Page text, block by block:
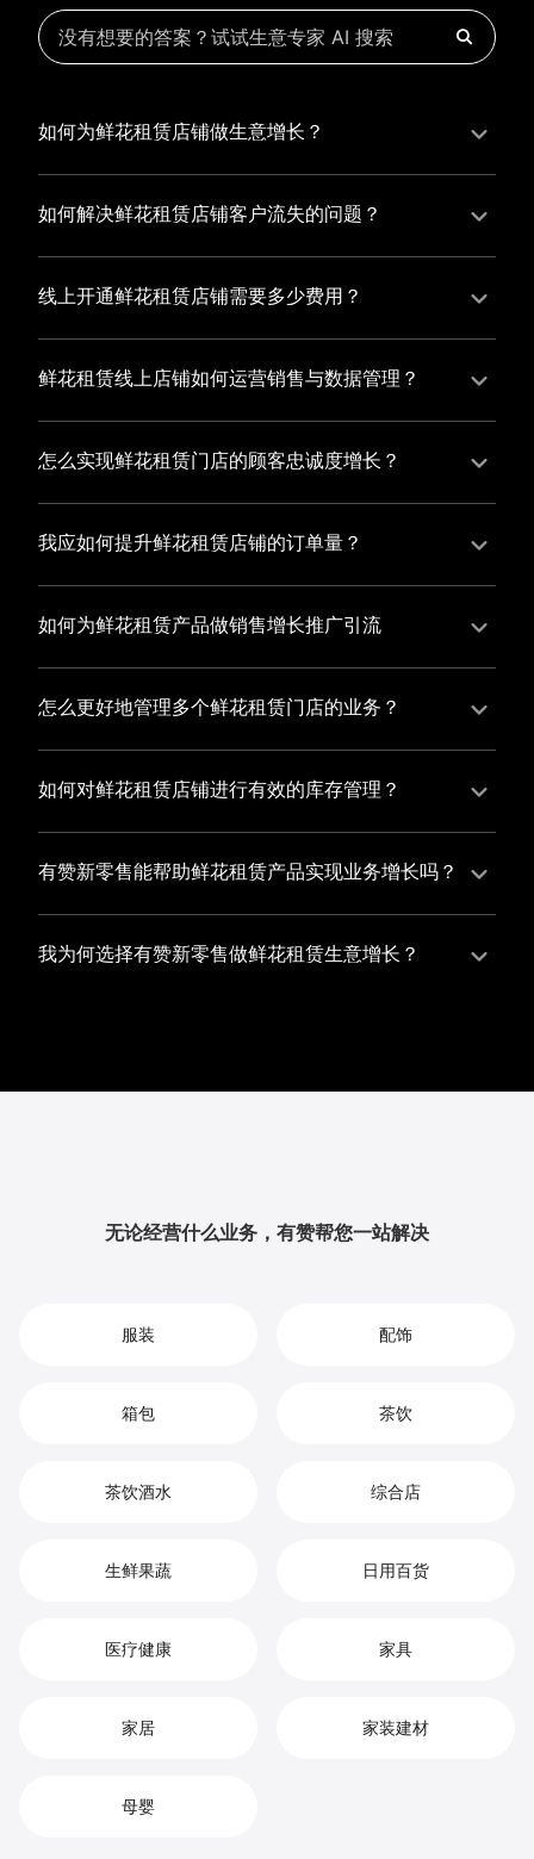
如何为鲜花租赁店铺做生意增长？
为鲜花租赁店铺实现持续生意增长，您可以通过有赞新
零售的一体化解决方案，整合线上线下资源，实现商品
租赁店铺的运营效率，促进业务增长。
如何解决鲜花租赁店铺客户流失的问题？
鲜花租赁店铺精细化运营，有赞私域运营助您轻松解决
客户流失问题，通过有赞微商城、有赞小程序商城搭建
升复购率，实现业绩增长！
线上开通鲜花租赁店铺需要多少费用？
选择有赞新零售，您可以开通鲜花租赁店铺，快速搭建
属于您的有赞微商城，我们为您提供有赞微商城、有赞
与您共同打造独具特色的品牌，携手共创辉煌事业！
鲜花租赁线上店铺如何运营销售与数据管理？
有赞新零售旗下的有赞微商城、有赞私域运营和有赞小
程序商城，为您的线上店铺提供一站式解决方案，从运
态。
怎么实现鲜花租赁门店的顾客忠诚度增长？
您可以使用有赞的会员管理系统，建立自己的会员体
系，通过赠送积分、折扣等福利来吸引顾客再次购买，
度。
我应如何提升鲜花租赁店铺的订单量？
您可以使用有赞的裂变营销功能，通过给用户发放优惠
券、邀请好友等方式，吸引更多的用户下单购买，并激
如何为鲜花租赁产品做销售增长推广引流
有赞新零售旗下产品营销工具、比如优惠券、满减活动
等，吸引更多客户到店消费。另外，通过有赞的微信公
以帮助您增加客流量，赢得客户的青睐
怎么更好地管理多个鲜花租赁门店的业务？
有赞新零售一站式解决方案，包括有赞微商城、有赞私
域运营以及有赞小程序商城，将助您轻松打通线上线下
让您的业务蓬勃发展，收获更多满意客户。
如何对鲜花租赁店铺进行有效的库存管理？
您可以使用有赞的门店管理系统，它可以帮助您实现门
店数据的集中管理，包括订单管理、员工管理、库存管
有赞新零售能帮助鲜花租赁产品实现业务增长吗？
有赞新零售作为业内领先的一站式解决方案，整合线上
线下渠道、提供多样化店铺搭建、会员营销和大数据分
我为何选择有赞新零售做鲜花租赁生意增长？
无论经营什么业务，有赞帮您一站解决
服装 配饰
箱包 茶饮
茶饮酒水 综合店
生鲜果蔬 日用百货
医疗健康 家具
家居 家装建材
母婴